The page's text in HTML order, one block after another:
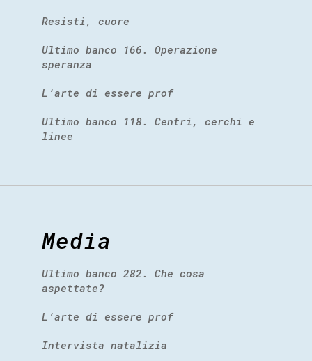
Resisti, cuore
Ultimo banco 166. Operazione
speranza
L’arte di essere prof
Ultimo banco 118. Centri, cerchi e
linee
Media
Ultimo banco 282. Che cosa
aspettate?
L’arte di essere prof
Intervista natalizia